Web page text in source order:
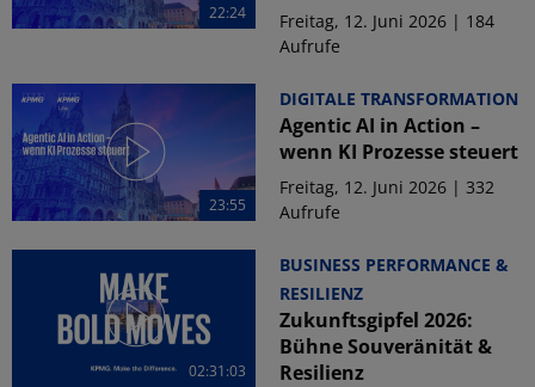
22:24
Freitag, 12. Juni 2026 | 184
Aufrufe
23:55
DIGITALE TRANSFORMATION
Agentic AI in Action –
wenn KI Prozesse steuert
Freitag, 12. Juni 2026 | 332
Aufrufe
02:31:03
BUSINESS PERFORMANCE &
RESILIENZ
Zukunftsgipfel 2026:
Bühne Souveränität &
Resilienz